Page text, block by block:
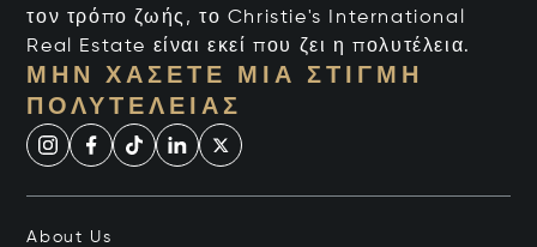
τον τρόπο ζωής, το Christie's International
Real Estate είναι εκεί που ζει η πολυτέλεια.
ΜΗΝ ΧΆΣΕΤΕ ΜΙΑ ΣΤΙΓΜΉ
ΠΟΛΥΤΈΛΕΙΑΣ
About Us